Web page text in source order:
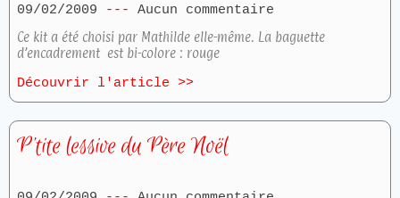
09/02/2009
Aucun commentaire
Ce kit a été choisi par Mathilde elle-même. La baguette
d’encadrement est bi-colore : rouge
Découvrir l'article >>
P’tite lessive du Père Noël